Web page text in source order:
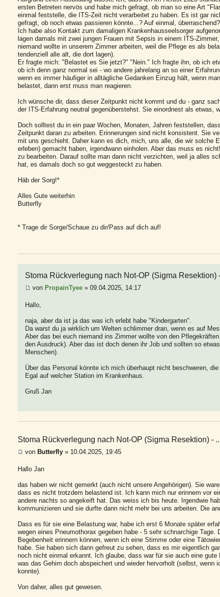
ersten Betreten nervös und habe mich gefragt, ob man so eine Art
einmal feststelle, die ITS-Zeit nicht verarbeitet zu haben. Es ist gar
gefragt, ob noch etwas passieren könnte...? Auf einmal, überraschend?
Ich habe also Kontakt zum damaligen Krankenhausseelsorger
lagen damals mit zwei jungen Frauen mit Sepsis in einem ITS-
niemand wollte in unserem Zimmer arbeiten, weil die Pflege es als
tendenziell alle alt, die dort lagen).
Er fragte mich: "Belastet es Sie jetzt?" "Nein." Ich fragte ihn, ob ich
ob ich denn ganz normal sei - wo andere jahrelang an so einer
wenn es immer häufiger in alltägliche Gedanken Einzug hält, wenn
belastet, dann erst muss man reagieren.
Ich wünsche dir, dass dieser Zeitpunkt nicht kommt und du - ganz
der ITS-Erfahrung neutral gegenüberstehst. Sie einordnest als etwas,
Doch solltest du in ein paar Wochen, Monaten, Jahren feststellen,
Zeitpunkt daran zu arbeiten. Erinnerungen sind nicht konsistent. Sie
mit uns geschieht. Daher kann es dich, mich, uns alle, die wir solche
erleben) gemacht haben, irgendwann einholen. Aber das muss es
zu bearbeiten. Darauf sollte man dann nicht verzichten, weil ja alles
hat, es damals doch so gut weggesteckt zu haben.
Häb der Sorg!*
Alles Gute weiterhin
Butterfly
* Trage dir Sorge/Schaue zu dir/Pass auf dich auf!
Stoma Rückverlegung nach Not-OP (Sigma Resektion)
von PropainTyee » 09.04.2025, 14:17
Hallo,
naja, aber da ist ja das was ich erlebt habe "Kindergarten".
Da warst du ja wirklich um Welten schlimmer dran, wenn es auf
Aber das bei euch niemand ins Zimmer wollte von den
den Ausdruck). Aber das ist doch denen ihr Job und sollten so
Menschen).
Über das Personal könnte ich mich überhaupt nicht beschweren,
Egal auf welcher Station im Krankenhaus.
Gruß Jan
Stoma Rückverlegung nach Not-OP (Sigma Resektion) -
von Butterfly » 10.04.2025, 19:45
Hallo Jan
das haben wir nicht gemerkt (auch nicht unsere Angehörigen). Sie
dass es nicht trotzdem belastend ist. Ich kann mich nur erinnern vor
andere nachts so angekeift hat. Das weiss ich bis heute. Irgendwie
kommunizieren und sie durfte dann nicht mehr bei uns arbeiten. Die
Dass es für sie eine Belastung war, habe ich erst 6 Monate später
wegen eines Pneumothorax gegeben habe - 5 sehr schnarchige Tage.
Begebenheit erinnern können, wenn ich eine Stimme oder eine
habe. Sie haben sich dann gefreut zu sehen, dass es mir eigentlich
noch nicht einmal erkannt. Ich glaube, dass war für sie auch eine
was das Gehirn doch abspeichert und wieder hervorholt (selbst, wenn
konnte).
Von daher, alles gut gewesen.